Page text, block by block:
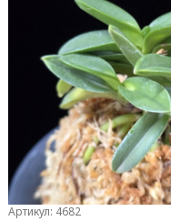
Артикул: 4682